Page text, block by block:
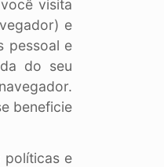
visita
e
pessoal e
do seu
beneficie
políticas e